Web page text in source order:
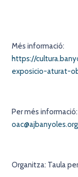
Més informació:
https://
exposicio-aturat-
Per més
oac@ajbanyoles.org
Organitza: Taula